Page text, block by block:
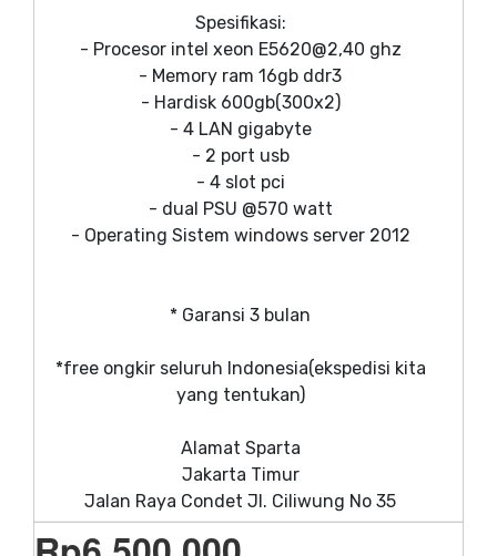
Spesifikasi:
- Procesor intel xeon E5620@2,40 ghz
- Memory ram 16gb ddr3
- Hardisk 600gb(300x2)
- 4 LAN gigabyte
- 2 port usb
- 4 slot pci
- dual PSU @570 watt
- Operating Sistem windows server 2012
* Garansi 3 bulan
*free ongkir seluruh Indonesia(ekspedisi kita
yang tentukan)
Alamat Sparta
Jakarta Timur
Jalan Raya Condet Jl. Ciliwung No 35